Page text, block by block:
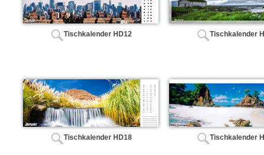
Tischkalender HD12 Tischkalender
Tischkalender HD18 Tischkalender